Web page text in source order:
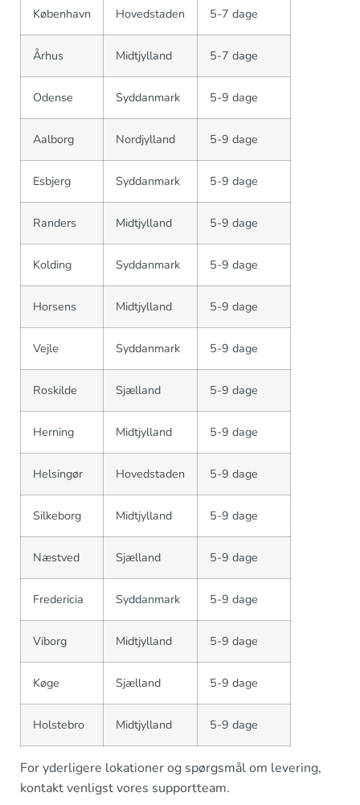
København Hovedstaden 5-7 dage
Århus Midtjylland 5-7 dage
Odense Syddanmark 5-9 dage
Aalborg Nordjylland 5-9 dage
Esbjerg Syddanmark 5-9 dage
Randers Midtjylland 5-9 dage
Kolding Syddanmark 5-9 dage
Horsens Midtjylland 5-9 dage
Vejle Syddanmark 5-9 dage
Roskilde Sjælland 5-9 dage
Herning Midtjylland 5-9 dage
Helsingør Hovedstaden 5-9 dage
Silkeborg Midtjylland 5-9 dage
Næstved Sjælland 5-9 dage
Fredericia Syddanmark 5-9 dage
Viborg Midtjylland 5-9 dage
Køge Sjælland 5-9 dage
Holstebro Midtjylland 5-9 dage
For yderligere lokationer og spørgsmål om levering,
kontakt venligst vores supportteam.